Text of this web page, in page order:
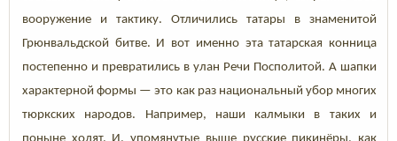
вооружение и тактику. Отличились татары в знаменитой
Грюнвальдской битве. И вот именно эта татарская конница
постепенно и превратились в улан Речи Посполитой. А шапки
характерной формы — это как раз национальный убор многих
тюркских народов. Например, наши калмыки в таких и